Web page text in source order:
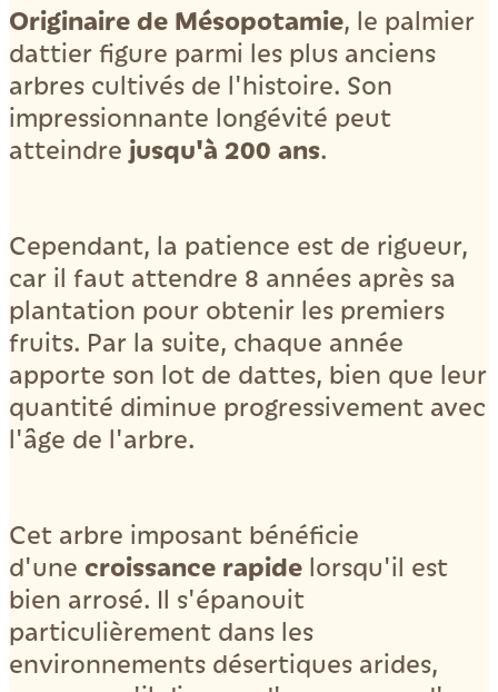
Originaire de Mésopotamie, le palmier
dattier figure parmi les plus anciens
arbres cultivés de l'histoire. Son
impressionnante longévité peut
atteindre jusqu'à 200 ans.
Cependant, la patience est de rigueur,
car il faut attendre 8 années après sa
plantation pour obtenir les premiers
fruits. Par la suite, chaque année
apporte son lot de dattes, bien que leur
quantité diminue progressivement avec
l'âge de l'arbre.
Cet arbre imposant bénéficie
d'une croissance rapide lorsqu'il est
bien arrosé. Il s'épanouit
particulièrement dans les
environnements désertiques arides,